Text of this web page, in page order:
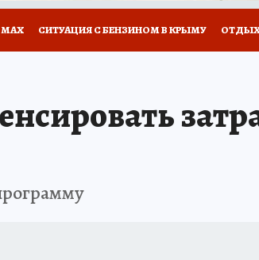
МАХ СИТУАЦИЯ С БЕНЗИНОМ В КРЫМУ